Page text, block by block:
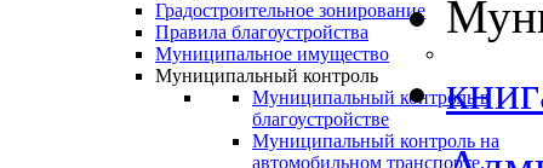
Градостроительное зонирование
Правила благоустройства
Муниципальное имущество
Муниципальный контроль
Муниципальный контроль в
благоустройстве
Муниципальный контроль на
автомобильном транспорте,